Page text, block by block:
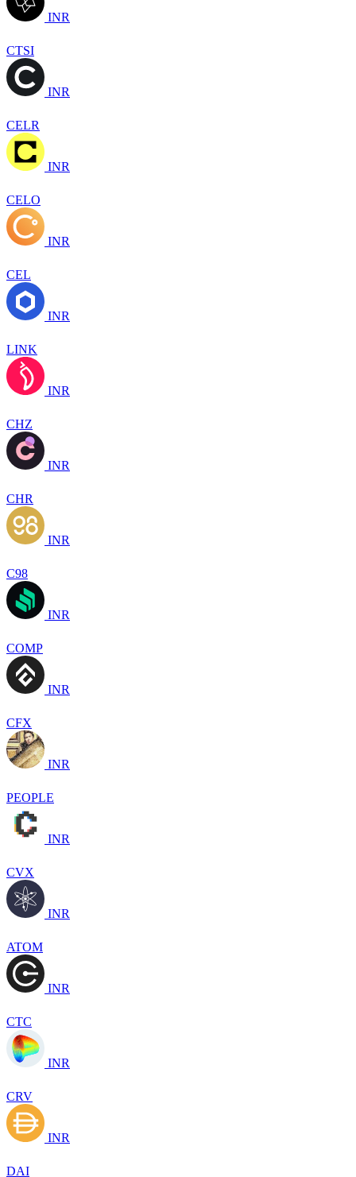
INR
CTSI
INR
CELR
INR
CELO
INR
CEL
INR
LINK
INR
CHZ
INR
CHR
INR
C98
INR
COMP
INR
CFX
INR
PEOPLE
INR
CVX
INR
ATOM
INR
CTC
INR
CRV
INR
DAI